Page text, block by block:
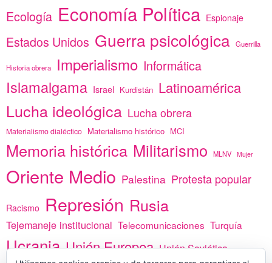
Ecología Economía Política Espionaje
Estados Unidos Guerra psicológica Guerrilla
Historia obrera Imperialismo Informática
Islamalgama Israel Kurdistán Latinoamérica
Lucha ideológica Lucha obrera
Materialismo dialéctico Materialismo histórico MCI
Memoria histórica Militarismo MLNV Mujer
Oriente Medio Palestina Protesta popular
Racismo Represión Rusia
Tejemaneje institucional Telecomunicaciones Turquía
Ucrania Unión Europea Unión Soviética